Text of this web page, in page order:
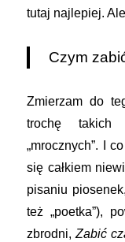
tutaj najlepiej.
Czym
Zmierzam do
trochę takich
„mrocznych”. I
się całkiem
pisaniu
też „poetka”),
zbrodni,Zabić